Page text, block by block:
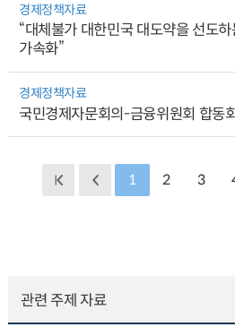
경제정책자료
“대체불가 대한민국 대도약을 선도하
가속화”
경제정책자료
국민경제자문회의-금융위원회 합동
1 2 3
관련 주제 자료